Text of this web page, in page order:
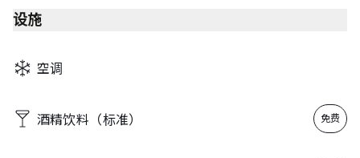
Tuesday
Thursday
Friday 00:00 - 23:59
设施
空调
酒精饮料（标准） 免费